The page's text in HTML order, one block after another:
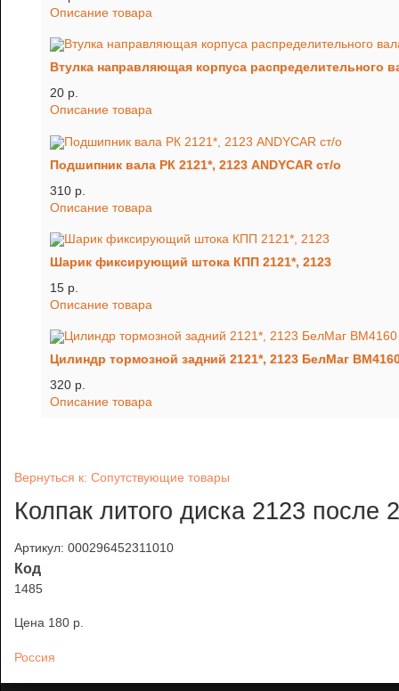
Описание товара
Втулка направляющая корпуса распределительного
20 p.
Описание товара
Подшипник вала РК 2121*, 2123 ANDYCAR ст/о
310 p.
Описание товара
Шарик фиксирующий штока КПП 2121*, 2123
15 p.
Описание товара
Цилиндр тормозной задний 2121*, 2123 БелМаг
320 p.
Описание товара
Вернуться к: Сопутствующие товары
Колпак литого диска 2123 после
Артикул: 000296452311010
Код
1485
Цена 180 p.
Россия